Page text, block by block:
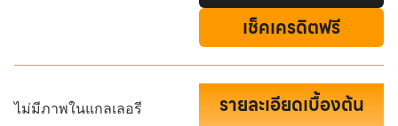
เช็คเครดิตฟรี
ไม่มีภาพในแกลเลอรี รายละเอียดเบื้องต้น